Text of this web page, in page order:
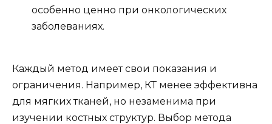
особенно ценно при онкологических
заболеваниях.
Каждый метод имеет свои показания и
ограничения. Например, КТ менее эффективна
для мягких тканей, но незаменима при
изучении костных структур. Выбор метода